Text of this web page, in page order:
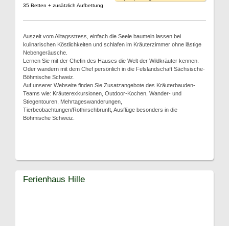
35 Betten + zusätzlich Aufbettung
Auszeit vom Alltagsstress, einfach die Seele baumeln lassen bei
kulinarischen Köstlichkeiten und schlafen im Kräuterzimmer ohne lästige
Nebengeräusche.
Lernen Sie mit der Chefin des Hauses die Welt der Wildkräuter kennen.
Oder wandern mit dem Chef persönlich in die Felslandschaft Sächsische-
Böhmische Schweiz.
Auf unserer Webseite finden Sie Zusatzangebote des Kräuterbauden-
Teams wie: Kräuterexkursionen, Outdoor-Kochen, Wander- und
Stiegentouren, Mehrtageswanderungen,
Tierbeobachtungen/Rothirschbrunft, Ausflüge besonders in die
Böhmische Schweiz.
Ferienhaus Hille